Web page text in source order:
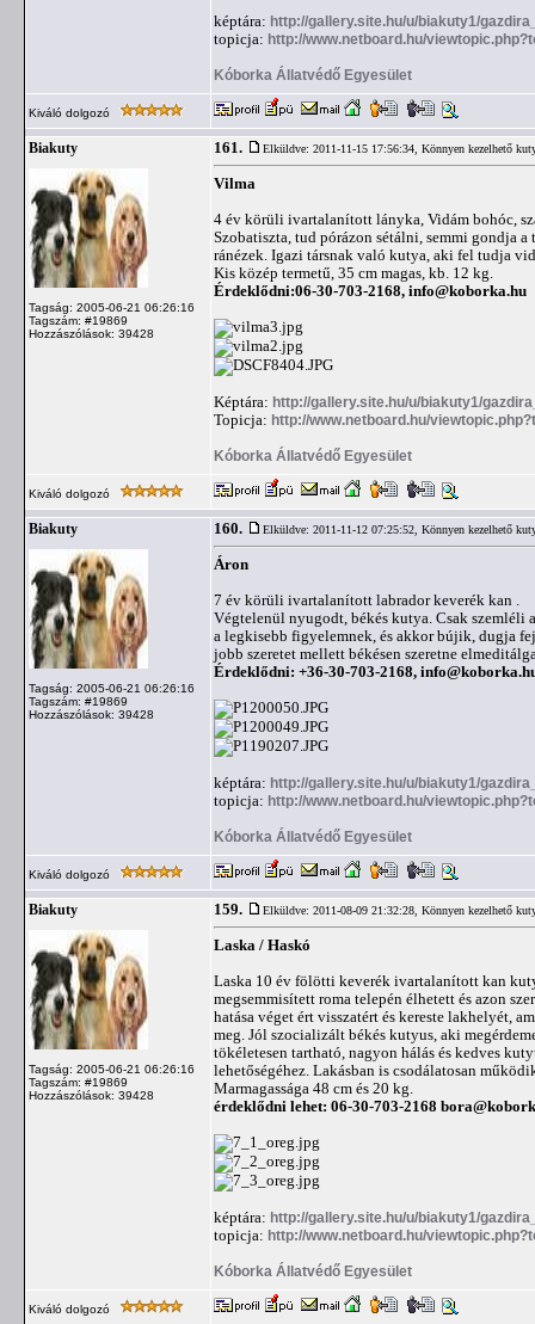
képtára: http://gallery.site.hu/u/biakuty1/
topicja: http://www.netboard.hu/
Kóborka Állatvédő Egyesület
Kiváló dolgozó
Biakuty
Tagság: 2005-06-21 06:26:16
Tagszám: #19869
Hozzászólások: 39428
161. Elküldve: 2011-11-15 17:56:34, Könnyen kezelhető
Vilma
4 év körüli ivartalanított lányka, Vidám bohóc,
Szobatiszta, tud pórázon sétálni, semmi gondja
ránézek. Igazi társnak való kutya, aki fel tudja
Kis közép termetű, 35 cm magas, kb. 12 kg.
Érdeklődni:06-30-703-2168, info@koborka.hu
Képtára: http://gallery.site.hu/u/biakuty1/
Topicja: http://www.netboard.hu/
Kóborka Állatvédő Egyesület
Kiváló dolgozó
Biakuty
Tagság: 2005-06-21 06:26:16
Tagszám: #19869
Hozzászólások: 39428
160. Elküldve: 2011-11-12 07:25:52, Könnyen kezelhető
Áron
7 év körüli ivartalanított labrador keverék kan .
Végtelenül nyugodt, békés kutya. Csak szemléli
a legkisebb figyelemnek, és akkor bújik, dugja
jobb szeretet mellett békésen szeretne
Érdeklődni: +36-30-703-2168,
képtára: http://gallery.site.hu/u/biakuty1/
topicja: http://www.netboard.hu/
Kóborka Állatvédő Egyesület
Kiváló dolgozó
Biakuty
Tagság: 2005-06-21 06:26:16
Tagszám: #19869
Hozzászólások: 39428
159. Elküldve: 2011-08-09 21:32:28, Könnyen kezelhető
Laska / Haskó
Laska 10 év fölötti keverék ivartalanított kan
megsemmisített roma telepén élhetett és azon
hatása véget ért visszatért és kereste lakhelyét,
meg. Jól szocializált békés kutyus, aki
tökéletesen tartható, nagyon hálás és kedves
lehetőségéhez. Lakásban is csodálatosan
Marmagassága 48 cm és 20 kg.
érdeklődni lehet: 06-30-703-2168
képtára: http://gallery.site.hu/u/biakuty1/
topicja: http://www.netboard.hu/
Kóborka Állatvédő Egyesület
Kiváló dolgozó